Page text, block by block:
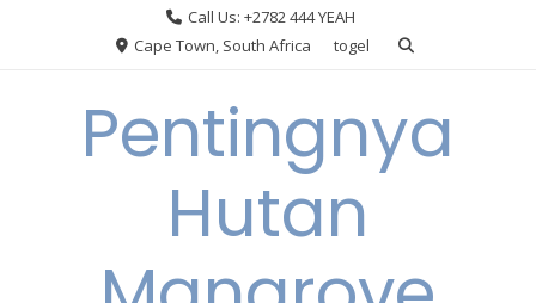
Call Us: +2782 444 YEAH
Cape Town, South Africa
togel
Pentingnya
Hutan